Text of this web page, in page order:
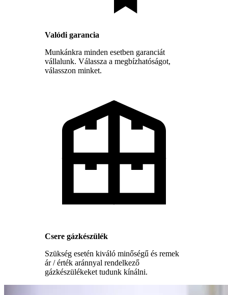
Valódi garancia
Munkánkra minden esetben garanciát
vállalunk. Válassza a megbízhatóságot,
válasszon minket.
Csere gázkészülék
Szükség esetén kiváló minőségű és remek
ár / érték aránnyal rendelkező
gázkészülékeket tudunk kínálni.